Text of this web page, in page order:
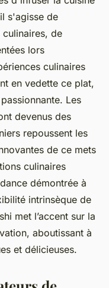
s'agisse de
de
lors
culinaires
en vedette ce plat,
Les
devenus des
repoussent les
de ce mets
culinaires
démontrée à
intrinsèque de
met l’accent sur la
aboutissant à
et délicieuses.